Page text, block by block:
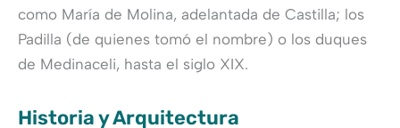
como María de Molina, adelantada de Castilla; los
Padilla (de quienes tomó el nombre) o los duques
de Medinaceli, hasta el siglo XIX.
Historia y Arquitectura